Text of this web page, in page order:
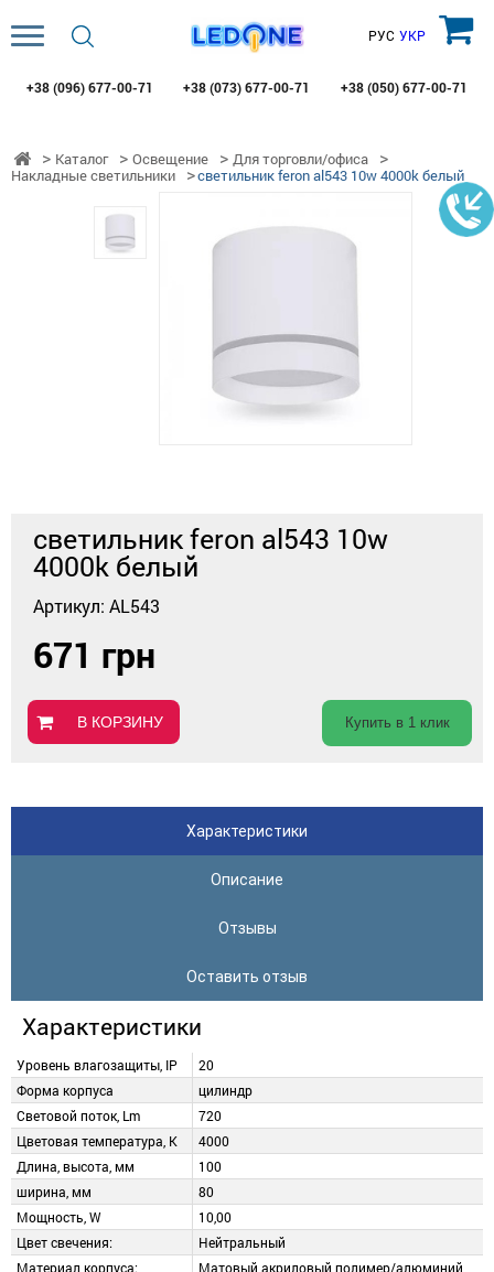
+38 (096) 677-00-71 +38 (073)677-00-71 +38 (050)677-00-71
РУС УКР
Каталог Освещение
Для торговли/офиса
Накладные светильники
светильник feron al543 10w 4000k белый
светильник feron al543 10w
4000k белый
Артикул: AL543
671 грн
В КОРЗИНУ Купить в 1 клик
Характеристики
Описание
Отзывы
Оставить отзыв
Характеристики
Уровень влагозащиты, IP
20
Форма корпуса
цилиндр
Световой поток, Lm
720
Цветовая температура, K
4000
Длина, высота, мм
100
ширина, мм
80
Мощность, W
10,00
Цвет свечения:
Нейтральный
Материал корпуса:
Матовый акриловый полимер/алюминий